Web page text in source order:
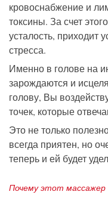
кровоснабжение и
токсины. За счет
усталость, приходит
стресса.
Именно в голове на
зарождаются и
голову, Вы
точек, которые
Это не только
всегда приятен, но
теперь и ей будет
Почему этот массажер